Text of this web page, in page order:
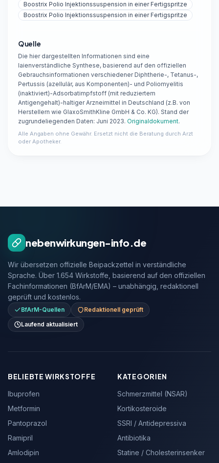
Boostrix Polio Injektionssuspension in einer Fertigspritze
Boostrix Polio Injektionssuspension in einer Fertigspritze
Quelle
Die hier dargestellten Informationen sind eine
laienverständliche Synthese, basierend auf den offiziellen
Gebrauchsinformationen verschiedener Diphtherie-, Tetanus-,
Pertussis (azellulär, aus Komponenten)- und Poliomyelitis
(inaktiviert)-Adsorbatimpfstoff (mit reduziertem
Antigengehalt)-haltiger Arzneimittel in Deutschland (z.B. von
Herstellern wie GlaxoSmithKline GmbH & Co. KG). Stand der
zugrundeliegenden Daten: Juni 2023. Originaldokument.
Alle Angaben ohne Gewähr. Ersetzt nicht die Beratung durch Arzt
oder Apotheker.
nebenwirkungen-info.de
Wir übersetzen offizielle Beipackzettel in verständliche
Sprache. Über 1.654 Wirkstoffe, basierend auf den offiziellen
Fachinformationen (BfArM/EMA) – unabhängig, redaktionell
geprüft und kostenlos.
BfArM-Quellen
Redaktionell geprüft
Laufend aktualisiert
BELIEBTE WIRKSTOFFE
Ibuprofen
Metformin
Pantoprazol
Ramipril
Amlodipin
KATEGORIEN
Schmerzmittel (NSAR)
Kortikosteroide
SSRI / Antidepressiva
Antibiotika
Statine / Cholesterinsenker